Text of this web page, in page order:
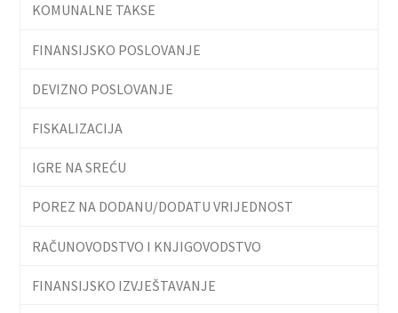
KOMUNALNE TAKSE
FINANSIJSKO POSLOVANJE
DEVIZNO POSLOVANJE
FISKALIZACIJA
IGRE NA SREĆU
POREZ NA DODANU/DODATU VRIJEDNOST
RAČUNOVODSTVO I KNJIGOVODSTVO
FINANSIJSKO IZVJEŠTAVANJE